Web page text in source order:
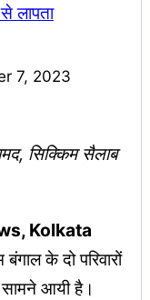
7, 2023
सिक्किम सैलाब
Kolkata
के दो परिवारों
सामने आयी है।